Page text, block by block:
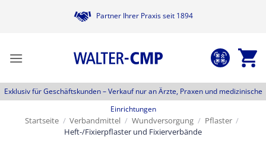
Partner Ihrer Praxis seit 1894
Exklusiv für Geschäftskunden –Verkauf nur an Ärzte, Praxen und medizinische
Einrichtungen
Startseite / Verbandmittel / Wundversorgung / Pflaster /
Heft-/Fixierpflaster und Fixierverbände